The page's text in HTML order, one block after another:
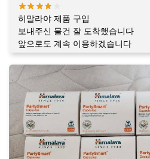
히말라야 제품 구입
보내주신 물건 잘 도착했습니다
앞으로도 계속 이용하겠습니다